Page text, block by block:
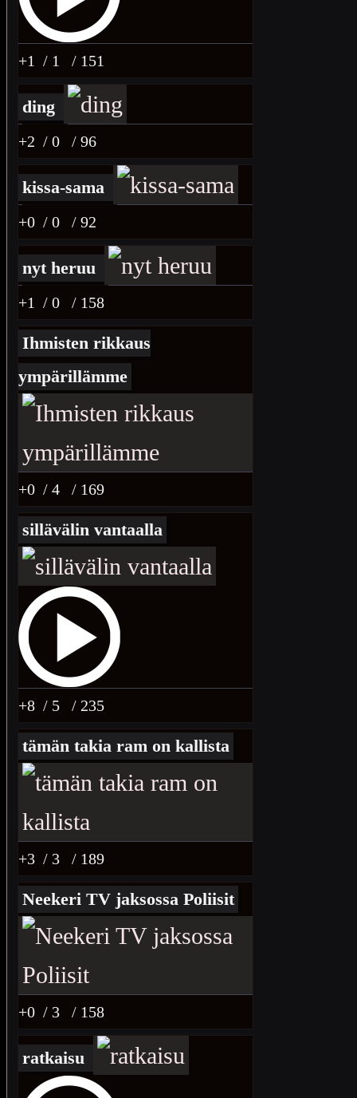
+1 / 1 / 151
ding
+2 / 0 / 96
kissa-sama
+0 / 0 / 92
nyt heruu
+1 / 0 / 158
Ihmisten rikkaus
ympärillämme
+0 / 4 / 169
sillävälin vantaalla
+8 / 5 / 235
tämän takia ram on kallista
+3 / 3 / 189
Neekeri TV jaksossa Poliisit
+0 / 3 / 158
ratkaisu